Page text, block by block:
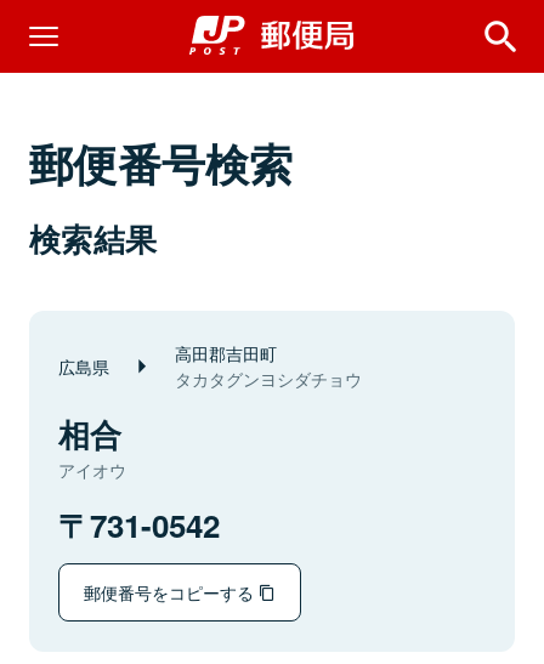
郵便番号検索
検索結果
広島県 高田郡吉田町
タカタグンヨシダチョウ
相合
アイオウ
731-0542
郵便番号をコピーする